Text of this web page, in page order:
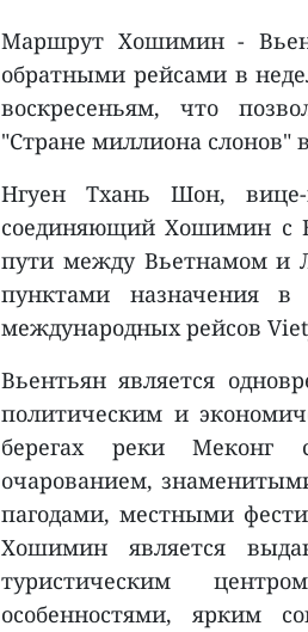
Маршрут Хошимин -
обратными рейсами в
воскресеньям, что
"Стране миллиона слонов"
Нгуен Тхань Шон, вице-
соединяющий Хошимин с
пути между Вьетнамом и
пунктами назначения
международных рейсов
Вьентьян является
политическим и
берегах реки Меконг
очарованием,
пагодами, местными
Хошимин является
туристическим
особенностями, ярким